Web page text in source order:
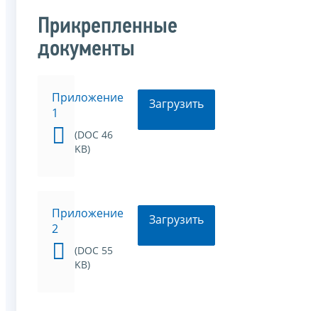
Прикрепленные
документы
Приложение
1
(DOC 46
KB)
Загрузить
Приложение
2
(DOC 55
KB)
Загрузить